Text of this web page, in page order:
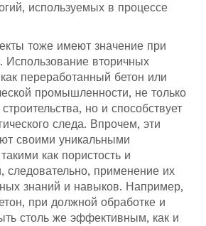
используемых в процессе
тоже имеют значение при
Использование вторичных
переработанный бетон или
промышленности, не только
но и способствует
следа. Впрочем, эти
своими уникальными
как пористость и
следовательно, применение их
знаний и навыков. Например,
при должной обработке и
столь же эффективным, как и